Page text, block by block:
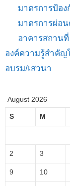
มาตรการป้อง
มาตรการผ่อน
อาคารสถานที่
องค์ความรู้สำคัญ
อบรม/เสวนา
August 2026
S M
2 3
9 10